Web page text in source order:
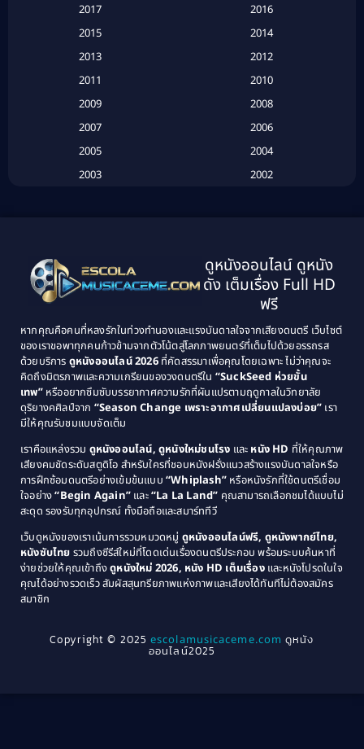
Based on a True Story เรื่องจริง (16)
(134)
Classic หนังคลาสสิก(21)
Classic หนังคลาสสิก(25)
Comedy ตลก(46)
Comedy ตลก(515)
Coming of Age ก้าวพ้นวัย(1)
Coming-of-Age(3)
Community(1)
Crime อาชญากรรม(78)
Cult Film(4)
2017
2016
2015
2014
2013
2012
2011
2010
2009
2008
2007
2006
2005
2004
2003
2002
1995
1994
1993
1992
1989
1988
1987
1986
1985
1984
1983
1982
1979
1978
1976
1975
1974
1971
1970
1969
1968
1964
1963
1940
ดูหนังออนไลน์ ดูหนัง
ดัง เต็มเรื่อง Full HD
ฟรี
หากคุณคือคนที่หลงรักในท่วงทำนองและแรงบันดาลใจจากเสียงดนตรี เว็บไซต์
ของเราขอพาทุกคนก้าวข้ามจากตัวโน้ตสู่โลกภาพยนตร์ที่เต็มไปด้วยอรรถรส
ด้วยบริการ ดูหนังออนไลน์ 2026ที่คัดสรรมาเพื่อคุณโดยเฉพาะ ไม่ว่าคุณจะ
คิดถึงมิตรภาพและความเกรียนของวงดนตรีใน “SuckSeed ห่วยขั้น
เทพ”หรืออยากซึมซับบรรยากาศความรักที่ผันแปรตามฤดูกาลในวิทยาลัย
ดุริยางคศิลป์จาก “Season Change เพราะอากาศเปลี่ยนแปลงบ่อย” เรา
มีให้คุณรับชมแบบจัดเต็ม
เราคือแหล่งรวม ดูหนังออนไลน์, ดูหนังใหม่ชนโรง และ หนัง HD ที่ให้คุณภาพ
เสียงคมชัดระดับสตูดิโอ สำหรับใครที่ชอบหนังฝรั่งแนวสร้างแรงบันดาลใจหรือ
การฝึกซ้อมดนตรีอย่างเข้มข้นแบบ “Whiplash” หรือหนังรักที่ใช้ดนตรีเชื่อม
ใจอย่าง“Begin Again” และ“La La Land” คุณสามารถเลือกชมได้แบบไม่
สะดุด รองรับทุกอุปกรณ์ ทั้งมือถือและสมาร์ททีวี
เว็บดูหนังของเราเน้นการรวมหมวดหมู่ ดูหนังออนไลน์ฟรี, ดูหนังพากย์ไทย,
หนังซับไทย รวมถึงซีรีส์ใหม่ที่โดดเด่นเรื่องดนตรีประกอบ พร้อมระบบค้นหาที่
ง่ายช่วยให้คุณเข้าถึงดูหนังใหม่ 2026, หนัง HD เต็มเรื่องและหนังโปรดในใจ
คุณได้อย่างรวดเร็ว สัมผัสสุนทรียภาพแห่งภาพและเสียงได้ทันทีไม่ต้องสมัคร
สมาชิก
Copyright © 2025escolamusicaceme.com ดูหนัง
ออนไลน์2025